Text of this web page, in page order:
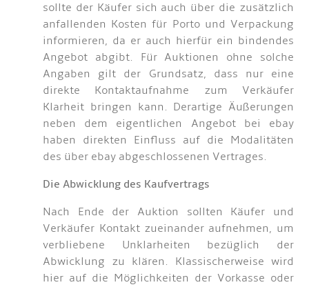
sollte der Käufer sich auch über die zusätzlich
anfallenden Kosten für Porto und Verpackung
informieren, da er auch hierfür ein bindendes
Angebot abgibt. Für Auktionen ohne solche
Angaben gilt der Grundsatz, dass nur eine
direkte Kontaktaufnahme zum Verkäufer
Klarheit bringen kann. Derartige Äußerungen
neben dem eigentlichen Angebot bei ebay
haben direkten Einfluss auf die Modalitäten
des über ebay abgeschlossenen Vertrages.
Die Abwicklung des Kaufvertrags
Nach Ende der Auktion sollten Käufer und
Verkäufer Kontakt zueinander aufnehmen, um
verbliebene Unklarheiten bezüglich der
Abwicklung zu klären. Klassischerweise wird
hier auf die Möglichkeiten der Vorkasse oder